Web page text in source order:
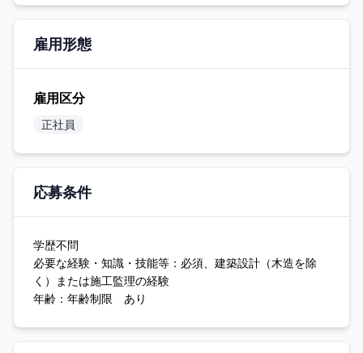
雇用形態
雇用区分
正社員
応募条件
学歴不問
必要な経験・知識・技能等：必須、建築設計（木造を除
く）または施工監理の経験
年齢：年齢制限 あり